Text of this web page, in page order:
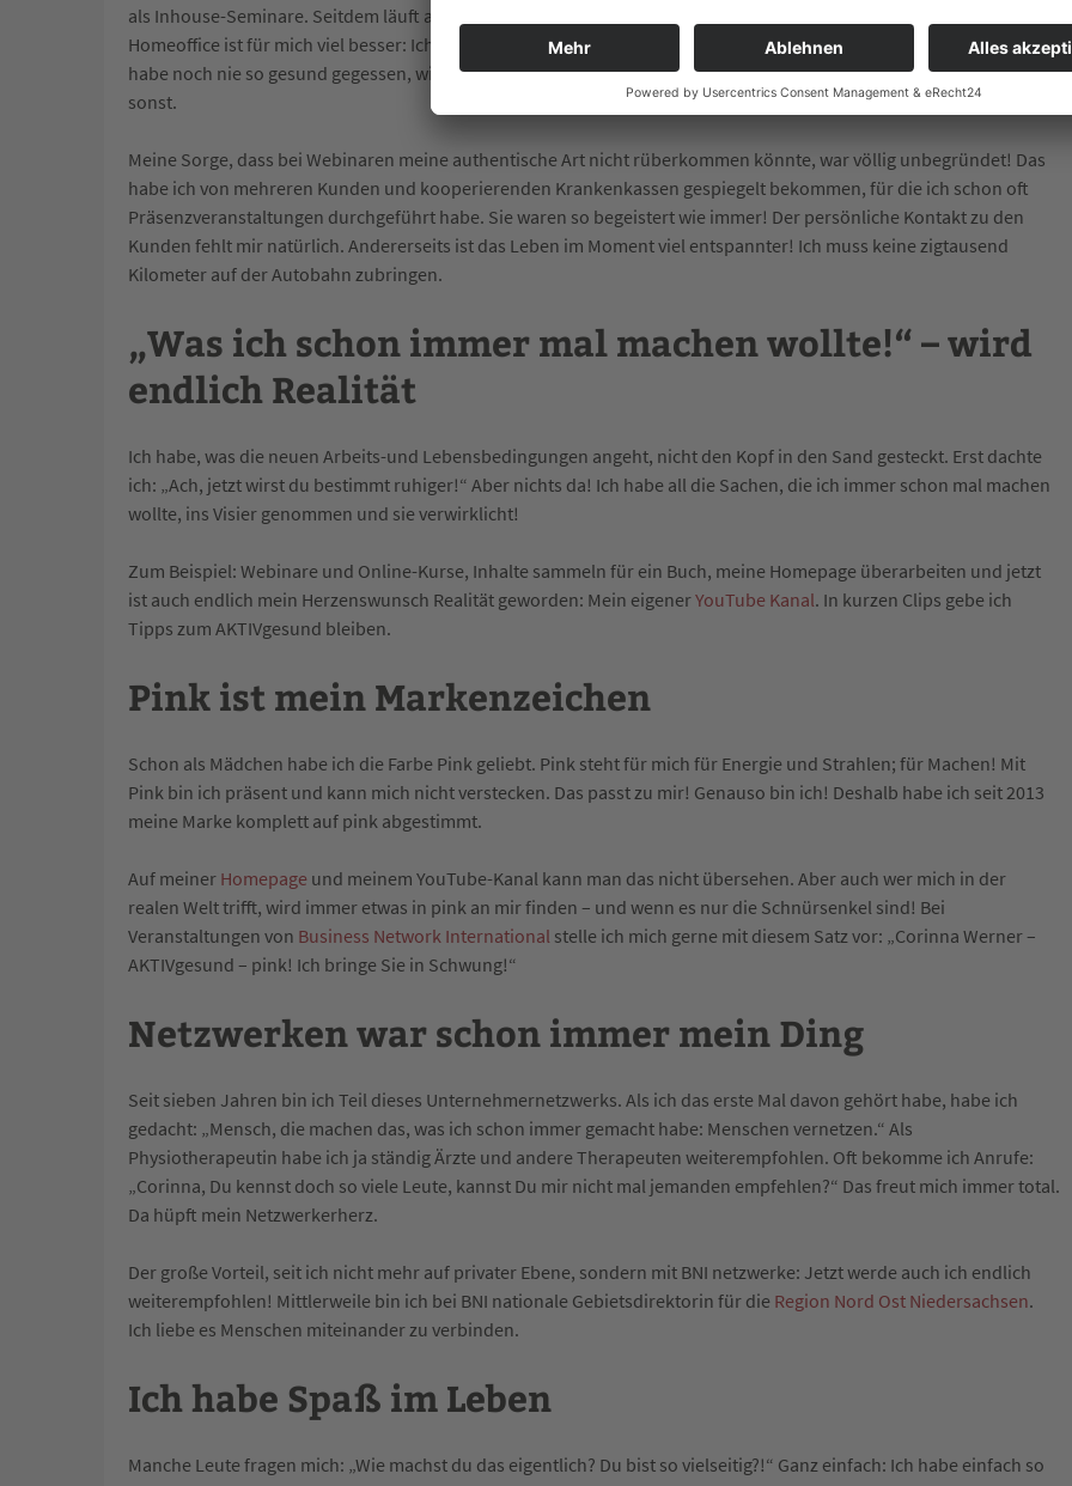
als Inhouse-Seminare. Seitdem läuft alles komplett online. Für mich hat das ganz positive Dinge ans Licht gebracht.
Homeoffice ist für mich viel besser: Ich werde nicht abgelenkt, kann bequeme Kleidung tragen. Es ist echt krass! Ich
habe noch nie so gesund gegessen, wie in den letzten Wochen! Und meinen Freund sehe ich auch viel mehr als
sonst.
Meine Sorge, dass bei Webinaren meine authentische Art nicht rüberkommen könnte, war völlig unbegründet! Das
habe ich von mehreren Kunden und kooperierenden Krankenkassen gespiegelt bekommen, für die ich schon oft
Präsenzveranstaltungen durchgeführt habe. Sie waren so begeistert wie immer! Der persönliche Kontakt zu den
Kunden fehlt mir natürlich. Andererseits ist das Leben im Moment viel entspannter! Ich muss keine zigtausend
Kilometer auf der Autobahn zubringen.
„Was ich schon immer mal machen wollte!“ – wird
endlich Realität
Ich habe, was die neuen Arbeits-und Lebensbedingungen angeht, nicht den Kopf in den Sand gesteckt. Erst dachte
ich: „Ach, jetzt wirst du bestimmt ruhiger!“ Aber nichts da! Ich habe all die Sachen, die ich immer schon mal machen
wollte, ins Visier genommen und sie verwirklicht!
Zum Beispiel: Webinare und Online-Kurse, Inhalte sammeln für ein Buch, meine Homepage überarbeiten und jetzt
ist auch endlich mein Herzenswunsch Realität geworden: Mein eigenerYouTube Kanal. In kurzen Clips gebe ich
Tipps zum AKTIVgesund bleiben.
Pink ist mein Markenzeichen
Schon als Mädchen habe ich die Farbe Pink geliebt. Pink steht für mich für Energie und Strahlen; für Machen! Mit
Pink bin ich präsent und kann mich nicht verstecken. Das passt zu mir! Genauso bin ich! Deshalb habe ich seit 2013
meine Marke komplett auf pink abgestimmt.
Auf meiner Homepage und meinem YouTube-Kanal kann man das nicht übersehen. Aber auch wer mich in der
realen Welt trifft, wird immer etwas in pink an mir finden – und wenn es nur die Schnürsenkel sind! Bei
Veranstaltungen von Business Network International stelle ich mich gerne mit diesem Satz vor: „Corinna Werner –
AKTIVgesund – pink! Ich bringe Sie in Schwung!“
Netzwerken war schon immer mein Ding
Seit sieben Jahren bin ich Teil dieses Unternehmernetzwerks. Als ich das erste Mal davon gehört habe, habe ich
gedacht: „Mensch, die machen das, was ich schon immer gemacht habe: Menschen vernetzen.“ Als
Physiotherapeutin habe ich ja ständig Ärzte und andere Therapeuten weiterempfohlen. Oft bekomme ich Anrufe:
„Corinna, Du kennst doch so viele Leute, kannst Du mir nicht mal jemanden empfehlen?“ Das freut mich immer total.
Da hüpft mein Netzwerkerherz.
Der große Vorteil, seit ich nicht mehr auf privater Ebene, sondern mit BNI netzwerke: Jetzt werde auch ich endlich
weiterempfohlen! Mittlerweile bin ich bei BNI nationale Gebietsdirektorin für die Region Nord Ost Niedersachsen.
Ich liebe es Menschen miteinander zu verbinden.
Ich habe Spaß im Leben
Manche Leute fragen mich: „Wie machst du das eigentlich? Du bist so vielseitig?!“ Ganz einfach: Ich habe einfach so